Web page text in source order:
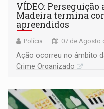
VÍDEO:
Madeira termina
apreendidos
Polícia 07 de Agosto
Ação ocorreu no âmbito
Crime Organizado